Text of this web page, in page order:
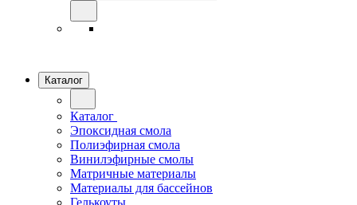
Каталог
Каталог
Эпоксидная смола
Полиэфирная смола
Винилэфирные смолы
Матричные материалы
Материалы для бассейнов
Гелькоуты